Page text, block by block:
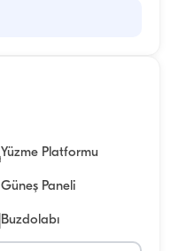
Yüzme Platformu
Güneş Paneli
Buzdolabı